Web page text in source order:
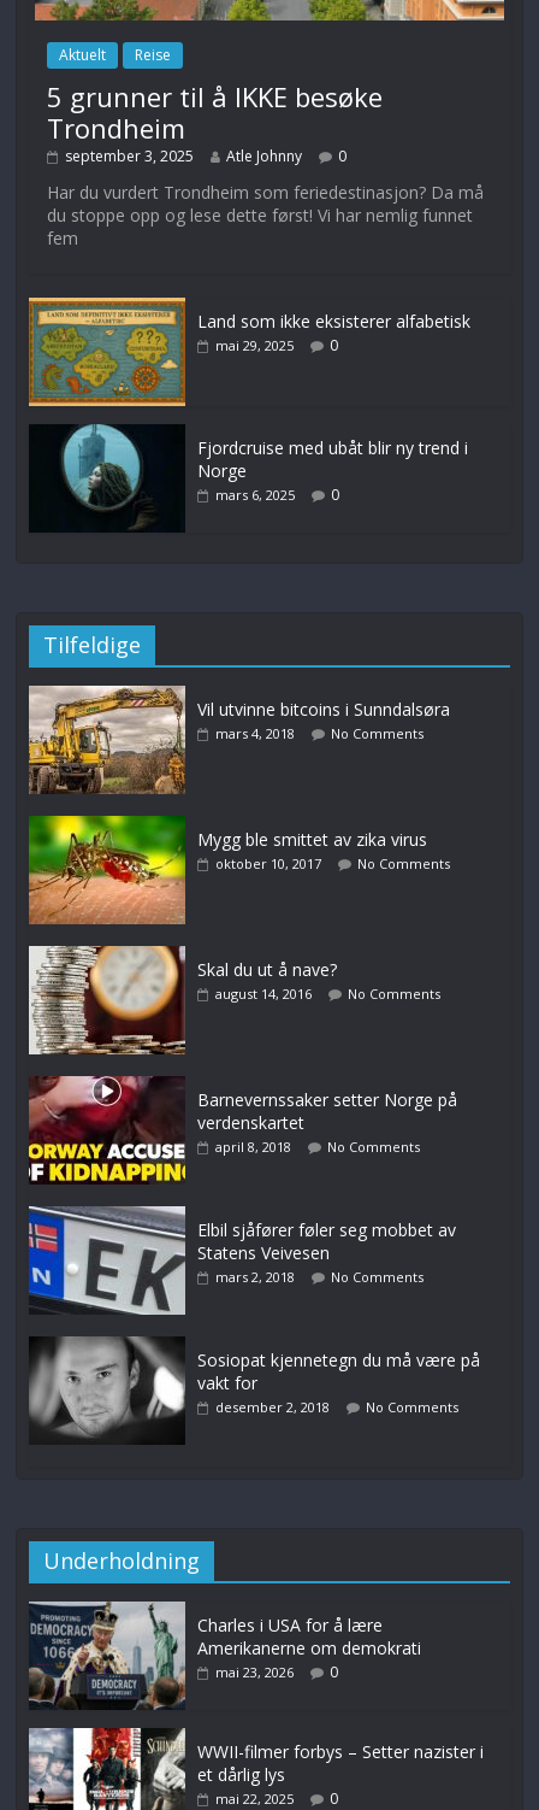
Aktuelt Reise
5 grunner til å IKKE besøke
Trondheim
september 3, 2025 Atle Johnny 0
Har du vurdert Trondheim som feriedestinasjon? Da må
du stoppe opp og lese dette først! Vi har nemlig funnet
fem
Land som ikke eksisterer alfabetisk
mai 29, 2025 0
Fjordcruise med ubåt blir ny trend i
Norge
mars 6, 2025 0
Tilfeldige
Vil utvinne bitcoins i Sunndalsøra
mars 4, 2018 No Comments
Mygg ble smittet av zika virus
oktober 10, 2017 No Comments
Skal du ut å nave?
august 14, 2016 No Comments
Barnevernssaker setter Norge på
verdenskartet
april 8, 2018 No Comments
Elbil sjåfører føler seg mobbet av
Statens Veivesen
mars 2, 2018 No Comments
Sosiopat kjennetegn du må være på
vakt for
desember 2, 2018 No Comments
Underholdning
Charles i USA for å lære
Amerikanerne om demokrati
mai 23, 2026 0
WWII-filmer forbys – Setter nazister i
et dårlig lys
mai 22, 2025 0